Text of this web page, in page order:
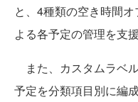
と、4種類の空き時間
よる各予定の管理を支援
また、カスタムラベ
予定を分類項目別に編